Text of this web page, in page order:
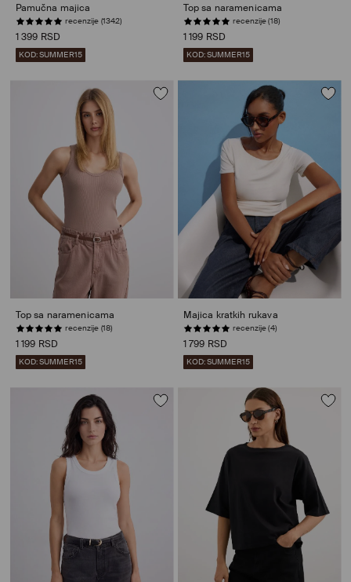
Pamučna majica
recenzije (1342)
1 399 RSD
KOD: SUMMER15
Top sa naramenicama
recenzije (18)
1 199 RSD
KOD: SUMMER15
Top sa naramenicama
recenzije (18)
1 199 RSD
KOD: SUMMER15
Majica kratkih rukava
recenzije (4)
1 799 RSD
KOD: SUMMER15